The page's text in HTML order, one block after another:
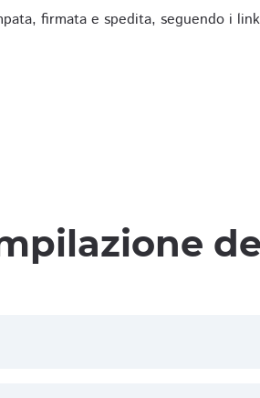
firmata e spedita, seguendo i